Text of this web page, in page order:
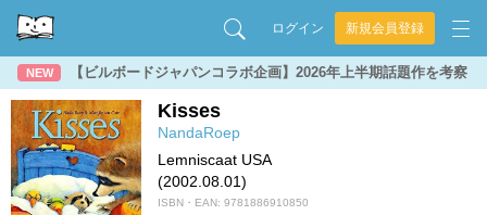
ログイン 新規会員登録
NEW 【ビルボードジャパンコラボ企画】2026年上半期話題作を考察
Kisses
NandaRoep
Lemniscaat USA
(2002.08.01)
ISBN・EAN: 9781886910850